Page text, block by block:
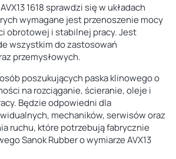
1618 sprawdzi się w układach
wymagane jest przenoszenie mocy
obrotowej i stabilnej pracy. Jest
wszystkim do zastosowań
przemysłowych.
poszukujących paska klinowego o
na rozciąganie, ścieranie, oleje i
Będzie odpowiedni dla
mechaników, serwisów oraz
ruchu, które potrzebują fabrycznie
Sanok Rubber o wymiarze AVX13